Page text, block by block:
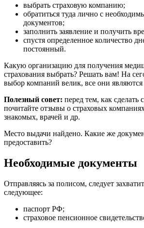
выбрать страховую компанию;
обратиться туда лично с
документов;
заполнить заявление и получить
спустя определенное количество
постоянный.
Какую организацию для получения
страхования выбрать? Решать вам! На
выбор компаний велик, все они
Полезный совет: перед тем, как сделать
почитайте отзывы о страховых
знакомых, врачей и др.
Место выдачи найдено. Какие же
предоставить?
Необходимые документы
Отправляясь за полисом, следует
следующее:
паспорт РФ;
страховое пенсионное